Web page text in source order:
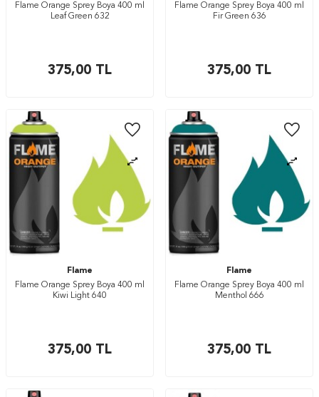
Flame Orange Sprey Boya 400 ml
Leaf Green 632
375,00 TL
Flame Orange Sprey Boya 400 ml
Fir Green 636
375,00 TL
Flame
Flame Orange Sprey Boya 400 ml
Kiwi Light 640
375,00 TL
Flame
Flame Orange Sprey Boya 400 ml
Menthol 666
375,00 TL